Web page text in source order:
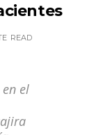
READ
el